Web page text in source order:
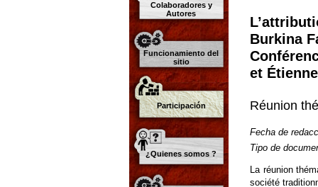
Colaboradores y
Autores
Funcionamiento del
sitio
Participación
¿Quienes somos ?
Burkina
et
Réunion
Fecha de
Tipo de
La réunion
société